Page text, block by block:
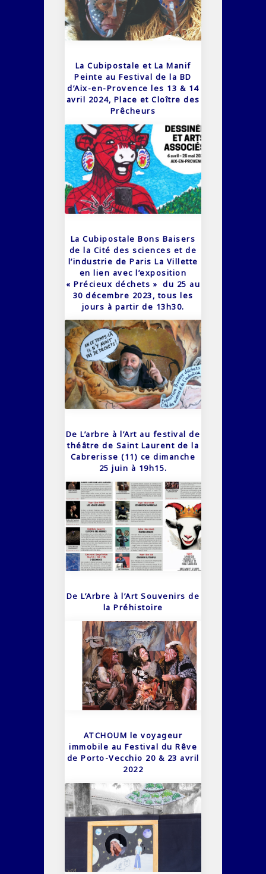
La Cubipostale et La Manif
Peinte au Festival de la BD
d’Aix-en-Provence les 13 & 14
avril 2024, Place et Cloître des
Prêcheurs
La Cubipostale Bons Baisers
de la Cité des sciences et de
l’industrie de Paris La Villette
en lien avec l’exposition
« Précieux déchets » du 25 au
30 décembre 2023, tous les
jours à partir de 13h30.
De L’arbre à l’Art au festival de
théâtre de Saint Laurent de la
Cabrerisse (11) ce dimanche
25 juin à 19h15.
De L’Arbre à l’Art Souvenirs de
la Préhistoire
ATCHOUM le voyageur
immobile au Festival du Rêve
de Porto-Vecchio 20 & 23 avril
2022